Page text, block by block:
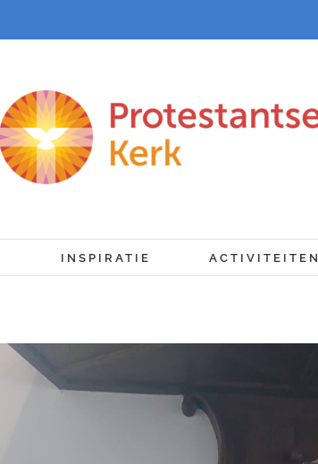
INSPIRATIE ACTIVITEITEN